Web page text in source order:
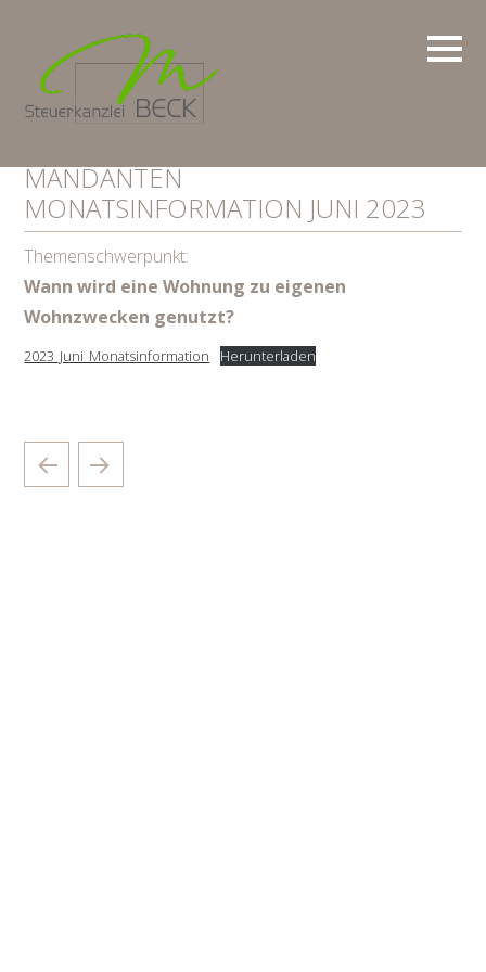
MANDANTEN
MONATSINFORMATION JUNI 2023
Themenschwerpunkt:
Wann wird eine Wohnung zu eigenen
Wohnzwecken genutzt?
2023_Juni_Monatsinformation Herunterladen